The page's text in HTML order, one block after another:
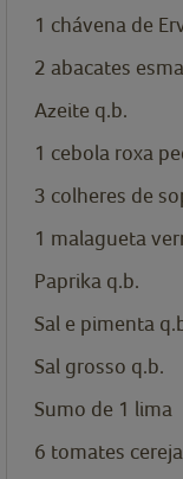
1 chávena de
2 abacates
Azeite q.b.
1 cebola roxa
3 colheres de
1 malagueta
Paprika q.b.
Sal e pimenta
Sal grosso q.b.
Sumo de 1 lima
6 tomates